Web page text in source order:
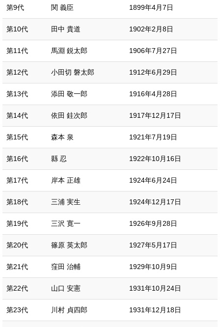
第9代 関 義臣 1899年4月7日
第10代 田中 貴道 1902年2月8日
第11代 馬淵 鋭太郎 1906年7月27日
第12代 小田切 磐太郎 1912年6月29日
第13代 添田 敬一郎 1916年4月28日
第14代 依田 銈次郎 1917年12月17日
第15代 森本 泉 1921年7月19日
第16代 縣 忍 1922年10月16日
第17代 岸本 正雄 1924年6月24日
第18代 三浦 実生 1924年12月17日
第19代 三沢 寛一 1926年9月28日
第20代 篠原 英太郎 1927年5月17日
第21代 窪田 治輔 1929年10月9日
第22代 山口 安憲 1931年10月24日
第23代 川村 貞四郎 1931年12月18日